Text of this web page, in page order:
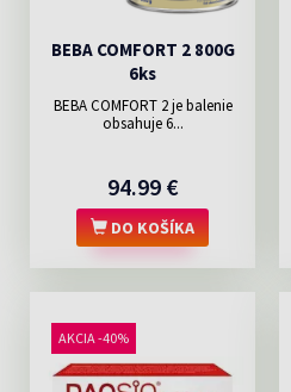
BEBA COMFORT 2 800G
6ks
BEBA COMFORT 2 je balenie
obsahuje 6...
94.99 €
DO KOŠÍKA
AKCIA -40%